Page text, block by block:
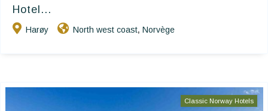
Hotel...
Harøy North west coast, Norvège
Classic Norway Hotels